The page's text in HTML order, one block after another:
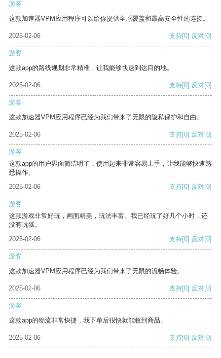
游客
这款加速器VPM应用程序可以给你提供全球覆盖和最高安全性的连接。
2025-02-06 支持[0] 反对[0]
游客
这款app的路线规划非常精准，让我能够快速到达目的地。
2025-02-06 支持[0] 反对[0]
游客
这款加速器VPM应用程序已经为我们带来了无限的隐私保护和自由。
2025-02-06 支持[0] 反对[0]
游客
这款app的用户界面简洁明了，使用起来非常容易上手，让我能够快速熟
悉操作。
2025-02-06
支持[0] 反对[0]
游客
这款游戏非常好玩，画面精美，玩法丰富。我已经玩了好几个小时，还
没有玩腻。
2025-02-06
支持[0] 反对[0]
游客
这款加速器VPM应用程序已经为我们带来了无限的流畅体验。
2025-02-06 支持[0] 反对[0]
游客
这款app的物流非常快捷，我下单后很快就能收到商品。
2025-02-06 支持[0] 反对[0]